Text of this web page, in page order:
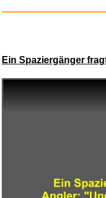
Next
Ein Spaziergänger